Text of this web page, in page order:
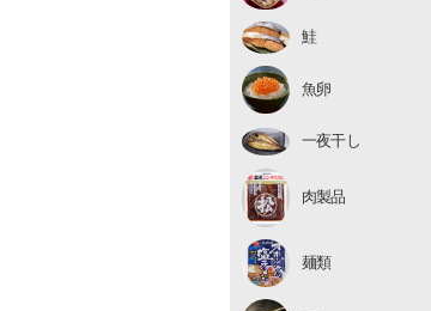
鮭
魚卵
いくら
たらこ・明太子
数の子
一夜干し
肉製品
麺類